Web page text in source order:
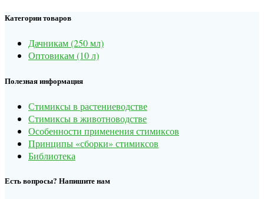
Категории товаров
Дачникам (250 мл)
Оптовикам (10 л)
Полезная информация
Стимиксы в растениеводстве
Стимиксы в животноводстве
Особенности применения стимиксов
Принципы «сборки» стимиксов
Библиотека
Есть вопросы? Напишите нам